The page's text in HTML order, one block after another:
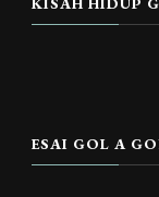
ESAI GOL A